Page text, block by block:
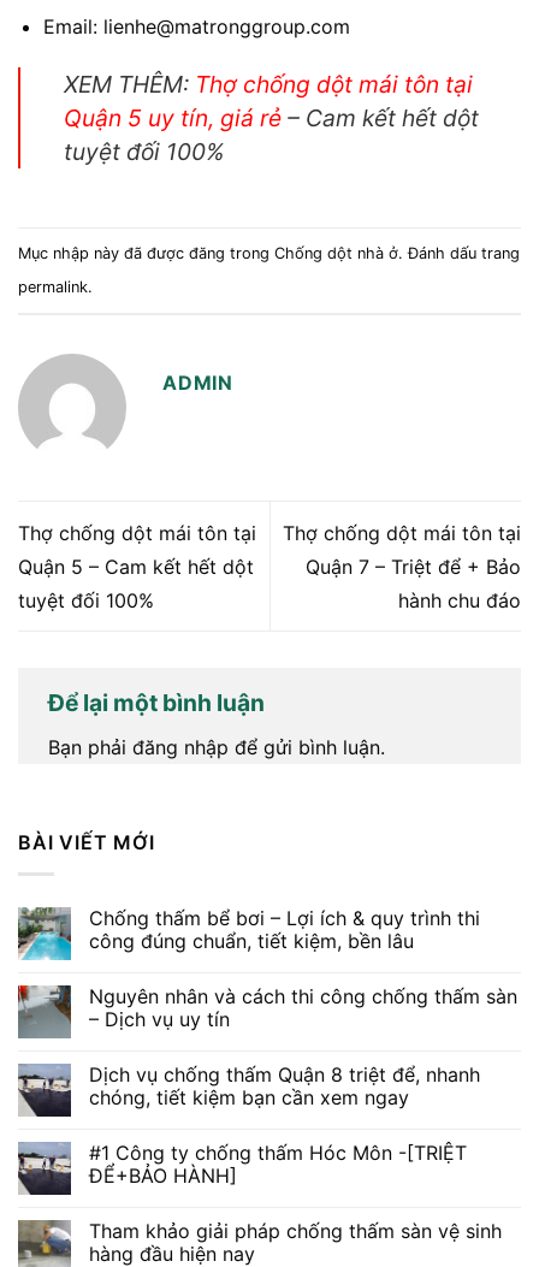
Email: lienhe@matronggroup.com
XEM THÊM: Thợ chống dột mái tôn tại
Quận 5 uy tín, giá rẻ – Cam kết hết dột
tuyệt đối 100%
Mục nhập này đã được đăng trong Chống dột nhà ở. Đánh dấu trang
permalink.
ADMIN
Thợ chống dột mái tôn tại
Quận 5 – Cam kết hết dột
tuyệt đối 100%
Thợ chống dột mái tôn tại
Quận 7 – Triệt để + Bảo
hành chu đáo
Để lại một bình luận
Bạn phải đăng nhập để gửi bình luận.
BÀI VIẾT MỚI
Chống thấm bể bơi – Lợi ích & quy trình thi
công đúng chuẩn, tiết kiệm, bền lâu
Nguyên nhân và cách thi công chống thấm sàn
– Dịch vụ uy tín
Dịch vụ chống thấm Quận 8 triệt để, nhanh
chóng, tiết kiệm bạn cần xem ngay
#1 Công ty chống thấm Hóc Môn -[TRIỆT
ĐỂ+BẢO HÀNH]
Tham khảo giải pháp chống thấm sàn vệ sinh
hàng đầu hiện nay